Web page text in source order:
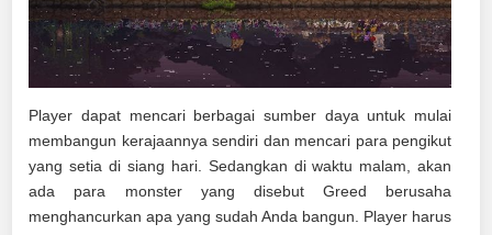
Player dapat mencari berbagai sumber daya untuk mulai
membangun kerajaannya sendiri dan mencari para pengikut
yang setia di siang hari. Sedangkan di waktu malam, akan
ada para monster yang disebut Greed berusaha
menghancurkan apa yang sudah Anda bangun. Player harus